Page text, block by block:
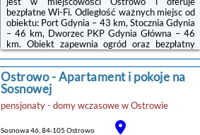
bezpłatne Wi-Fi. Odległość ważnych miejsc od
obiektu: Port Gdynia – 43 km, Stocznia Gdynia
– 46 km, Dworzec PKP Gdynia Główna – 46
km. Obiekt zapewnia ogród oraz bezpłatny
prywatny parking. W okolicy w odległości 1,8
km znajduje się Plaża w Ostrowie.W domu
wakacyjnym zapewniono taras, kilka sypialni
(2), salon z telewizorem z płaskim ekranem,
aneks kuchenny ze standardowym
wyposażeniem, takim jak lodówka i piekarnik,
a także kilka łazienek (2) z prysznicem. Goście
mogą podziwiać widok na ...
Ostrowo-Apartament i pokoje na
Sosnowej
pensjonaty - domy wczasowewOstrowie
Sosnowa 46, 84-105 Ostrowo